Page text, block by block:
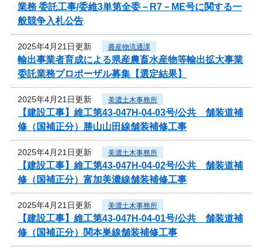
業務 委託工事/委維3単第全委－R7－ME号に関する一
般競争入札公告
2025年4月21日更新 農産物流通課
輸出事業者育成による県産農畜水産物等輸出拡大事業
委託業務プロポーザル募集【選定結果】
2025年4月21日更新 美濃土木事務所
【建設工事】維工第43-047H-04-03号/公共 舗装道補
修（国補正分）勝山山田線舗装補修工事
2025年4月21日更新 美濃土木事務所
【建設工事】維工第43-047H-04-02号/公共 舗装道補
修（国補正分）富加美濃線舗装補修工事
2025年4月21日更新 美濃土木事務所
【建設工事】維工第43-047H-04-01号/公共 舗装道補
修（国補正分）関本巣線舗装補修工事